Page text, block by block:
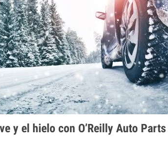
y el hielo con O’Reilly Auto